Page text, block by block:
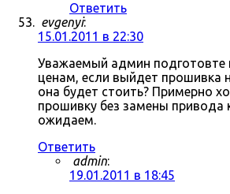
Ответить
evgenyi:
15.01.2011 в 22:30
Уважаемый админ подготовте
ценам, если выйдет прошивка
она будет стоить? Примерно
прошивку без замены привода
ожидаем.
Ответить
admin:
19.01.2011 в 18:45